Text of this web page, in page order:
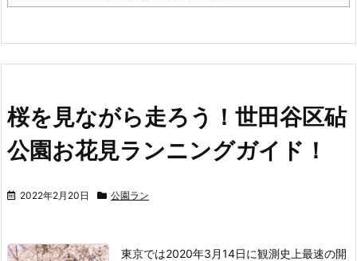
桜を見ながら走ろう！世田谷区砧
公園お花見ランニングガイド！
2022年2月20日 公園ラン
東京では2020年3月14日に観測史上最速の開